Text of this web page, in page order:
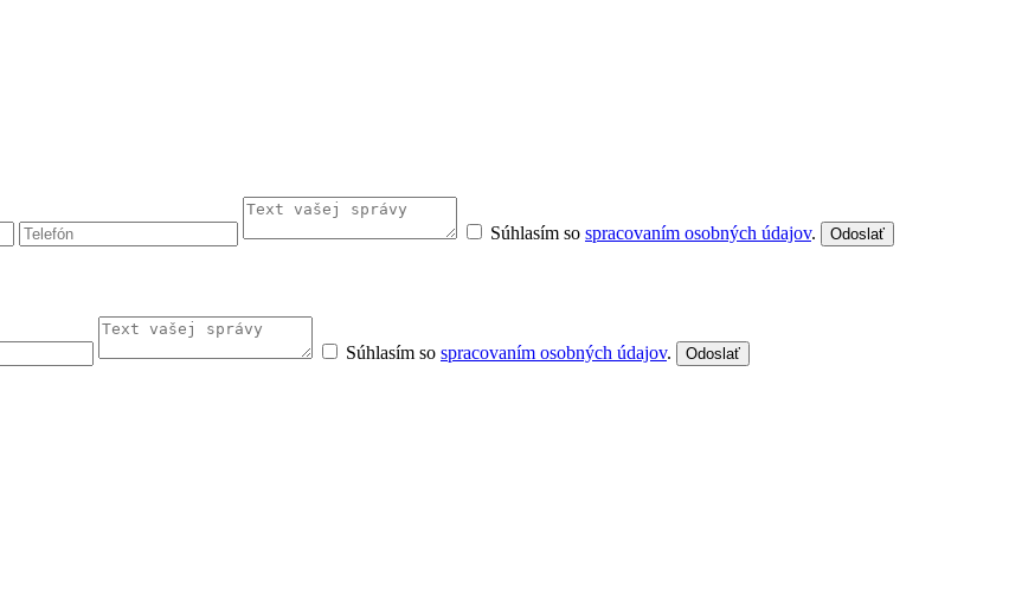
Súhlasím so spracovaním osobných údajov. Odoslať
Súhlasím so spracovaním osobných údajov. Odoslať